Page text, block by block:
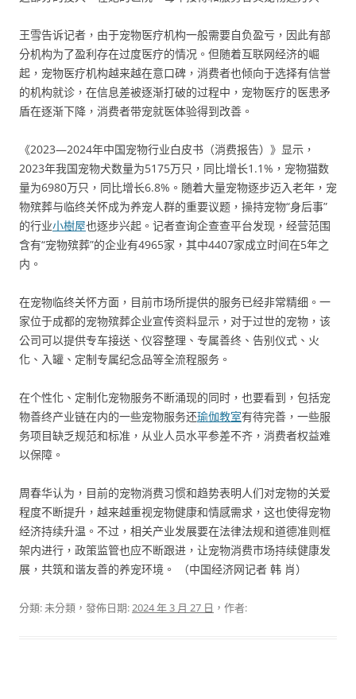
王雪告诉记者，由于宠物医疗机构一般需要自负盈亏，因此有部
分机构为了盈利存在过度医疗的情况。但随着互联网经济的崛
起，宠物医疗机构越来越在意口碑，消费者也倾向于选择有信誉
的机构就诊，在信息差被逐渐打破的过程中，宠物医疗的医患矛
盾在逐渐下降，消费者带宠就医体验得到改善。
《2023—2024年中国宠物行业白皮书（消费报告）》显示，
2023年我国宠物犬数量为5175万只，同比增长1.1%，宠物猫数
量为6980万只，同比增长6.8%。随着大量宠物逐步迈入老年，宠
物殡葬与临终关怀成为养宠人群的重要议题，操持宠物“身后事”
的行业小樹屋也逐步兴起。记者查询企查查平台发现，经营范围
含有“宠物殡葬”的企业有4965家，其中4407家成立时间在5年之
内。
在宠物临终关怀方面，目前市场所提供的服务已经非常精细。一
家位于成都的宠物殡葬企业宣传资料显示，对于过世的宠物，该
公司可以提供专车接送、仪容整理、专属善终、告别仪式、火
化、入罐、定制专属纪念品等全流程服务。
在个性化、定制化宠物服务不断涌现的同时，也要看到，包括宠
物善终产业链在内的一些宠物服务还瑜伽教室有待完善，一些服
务项目缺乏规范和标准，从业人员水平参差不齐，消费者权益难
以保障。
周春华认为，目前的宠物消费习惯和趋势表明人们对宠物的关爱
程度不断提升，越来越重视宠物健康和情感需求，这也使得宠物
经济持续升温。不过，相关产业发展要在法律法规和道德准则框
架内进行，政策监管也应不断跟进，让宠物消费市场持续健康发
展，共筑和谐友善的养宠环境。 （中国经济网记者 韩 肖）
分類: 未分類，發佈日期:2024 年 3 月 27 日 ，作者: